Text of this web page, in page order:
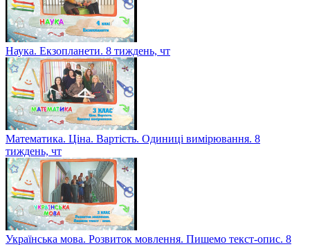
Наука. Екзопланети. 8 тиждень, чт
Математика. Ціна. Вартість. Одиниці вимірювання. 8
тиждень, чт
Українська мова. Розвиток мовлення. Пишемо текст-опис. 8